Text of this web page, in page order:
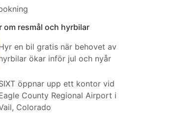
om resmål och hyrbilar
en bil gratis när behovet av
ökar inför jul och nyår
öppnar upp ett kontor vid
County Regional Airport i
Colorado